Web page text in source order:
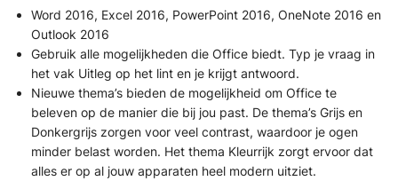
Word 2016, Excel 2016, PowerPoint 2016, OneNote 2016 en
Outlook 2016
Gebruik alle mogelijkheden die Office biedt. Typ je vraag in
het vak Uitleg op het lint en je krijgt antwoord.
Nieuwe thema’s bieden de mogelijkheid om Office te
beleven op de manier die bij jou past. De thema’s Grijs en
Donkergrijs zorgen voor veel contrast, waardoor je ogen
minder belast worden. Het thema Kleurrijk zorgt ervoor dat
alles er op al jouw apparaten heel modern uitziet.